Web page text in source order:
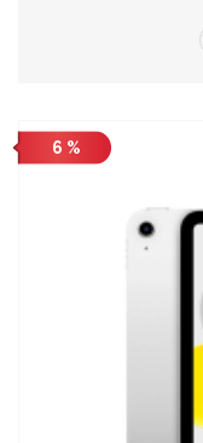
6 %